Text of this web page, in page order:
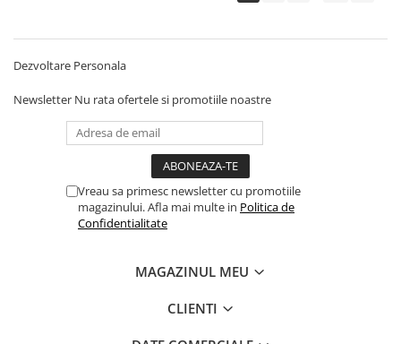
Beletristica
Literatura Romana
Poezie
SF & Fantasy
Carti cartonate
Descopera lumea
Descopera si invata
Dezvoltare Personala
Newsletter Nu rata ofertele si promotiile noastre
Vreau sa primesc newsletter cu promotiile
magazinului. Afla mai multe in Politica de
Confidentialitate
MAGAZINUL MEU
CLIENTI